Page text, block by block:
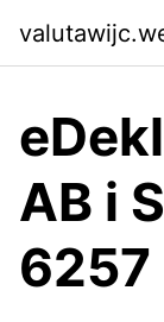
AB i